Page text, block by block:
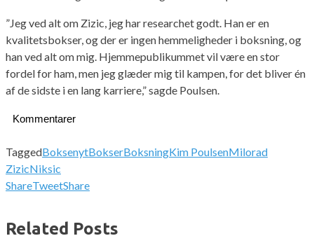
”Jeg ved alt om Zizic, jeg har researchet godt. Han er en
kvalitetsbokser, og der er ingen hemmeligheder i boksning, og
han ved alt om mig. Hjemmepublikummet vil være en stor
fordel for ham, men jeg glæder mig til kampen, for det bliver én
af de sidste i en lang karriere,” sagde Poulsen.
Kommentarer
TaggedBoksenytBokserBoksningKim PoulsenMilorad
ZizicNiksic
ShareTweetShare
Related Posts